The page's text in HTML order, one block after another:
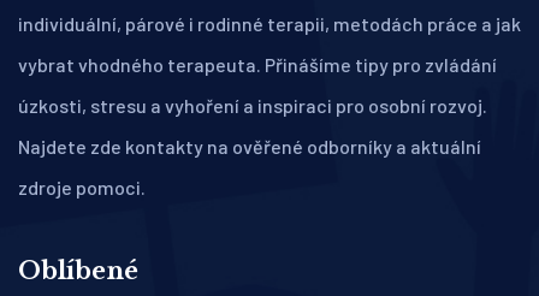
individuální, párové i rodinné terapii, metodách práce a jak
vybrat vhodného terapeuta. Přinášíme tipy pro zvládání
úzkosti, stresu a vyhoření a inspiraci pro osobní rozvoj.
Najdete zde kontakty na ověřené odborníky a aktuální
zdroje pomoci.
Oblíbené